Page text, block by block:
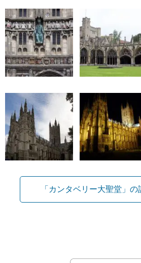
「カンタベリー大聖堂」